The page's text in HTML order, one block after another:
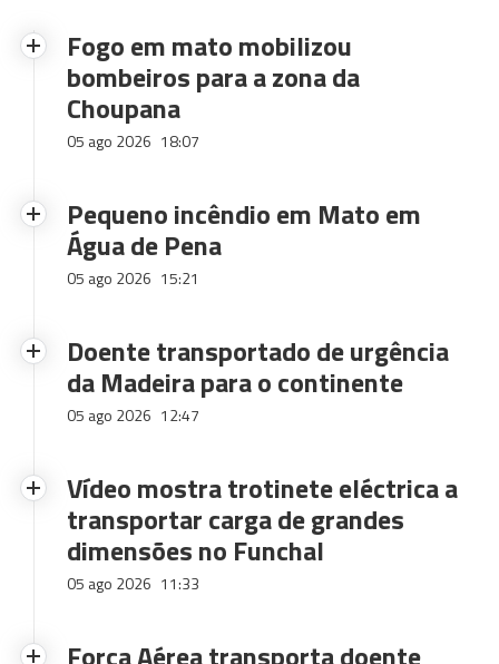
Fogo em mato mobilizou
bombeiros para a zona da
Choupana
05 ago 2026 18:07
Pequeno incêndio em Mato em
Água de Pena
05 ago 2026 15:21
Doente transportado de urgência
da Madeira para o continente
05 ago 2026 12:47
Vídeo mostra trotinete eléctrica a
transportar carga de grandes
dimensões no Funchal
05 ago 2026 11:33